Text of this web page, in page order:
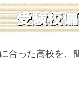
合った高校を、